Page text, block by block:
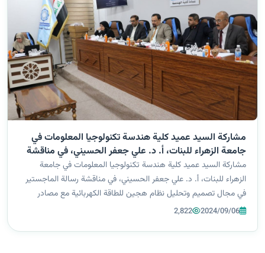
مشاركة السيد عميد كلية هندسة تكنولوجيا المعلومات في
جامعة الزهراء للبنات، أ. د. علي جعفر الحسيني، في مناقشة
رسالة الماجستير
مشاركة السيد عميد كلية هندسة تكنولوجيا المعلومات في جامعة
الزهراء للبنات، أ. د. علي جعفر الحسيني، في مناقشة رسالة الماجستير
في مجال تصميم وتحليل نظام هجين للطاقة الكهربائية مع مصادر
الطاقة المتجددة في مدينة سكنية في كربلاء لتحسين استمرارية التجهيز
2024/09/06
2,822